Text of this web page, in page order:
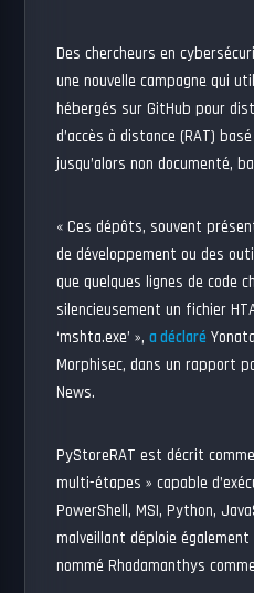
Des chercheurs en
une nouvelle campagne qui
hébergés sur GitHub pour
d’accès à distance (RAT)
jusqu’alors non documenté,
« Ces dépôts, souvent
de développement ou des
que quelques lignes de code
silencieusement un fichier
‘mshta.exe’ »,a déclaré
Morphisec, dans un rapport
News.
PyStoreRAT est décrit
multi-étapes » capable
PowerShell, MSI, Python,
malveillant déploie
nommé Rhadamanthys